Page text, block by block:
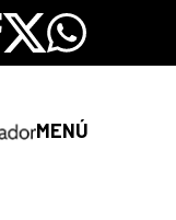
X Whatsapp
MENÚ